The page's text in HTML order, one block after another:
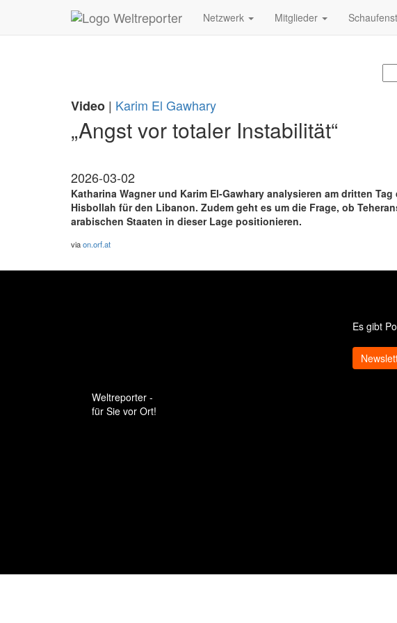
Zum Inhalt springen
Netzwerk Mitglieder
Video | Karim El Gawhary
„Angst vor totaler Instabilität“
2026-03-02
Katharina Wagner und Karim El-Gawhary analysieren am dritten
Hisbollah für den Libanon. Zudem geht es um die Frage, ob
arabischen Staaten in dieser Lage positionieren.
viaon.orf.at
Es gibt
Weltreporter -
für Sie vor Ort!